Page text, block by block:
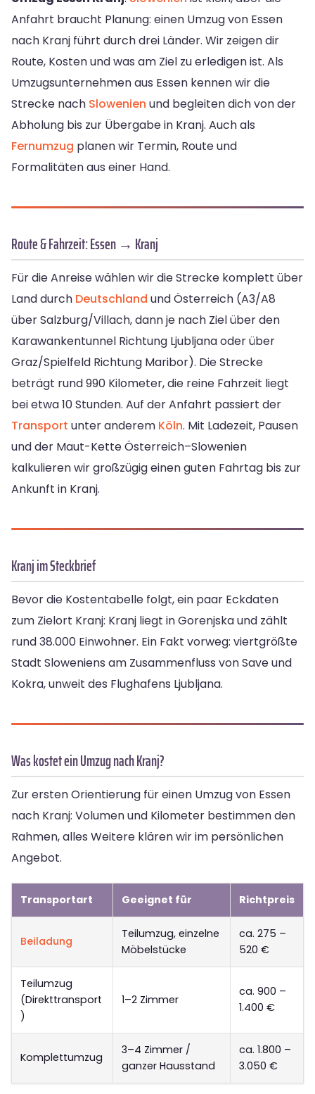
Anfahrt braucht Planung: einen Umzug von Essen
nach Kranj führt durch drei Länder. Wir zeigen dir
Route, Kosten und was am Ziel zu erledigen ist. Als
Umzugsunternehmen aus Essen kennen wir die
Strecke nach Slowenien und begleiten dich von der
Abholung bis zur Übergabe in Kranj. Auch als
Fernumzug planen wir Termin, Route und
Formalitäten aus einer Hand.
Route & Fahrzeit: Essen → Kranj
Für die Anreise wählen wir die Strecke komplett über
Land durch Deutschland und Österreich (A3/A8
über Salzburg/Villach, dann je nach Ziel über den
Karawankentunnel Richtung Ljubljana oder über
Graz/Spielfeld Richtung Maribor). Die Strecke
beträgt rund 990 Kilometer, die reine Fahrzeit liegt
bei etwa 10 Stunden. Auf der Anfahrt passiert der
Transport unter anderem Köln. Mit Ladezeit, Pausen
und der Maut-Kette Österreich–Slowenien
kalkulieren wir großzügig einen guten Fahrtag bis zur
Ankunft in Kranj.
Kranj im Steckbrief
Bevor die Kostentabelle folgt, ein paar Eckdaten
zum Zielort Kranj: Kranj liegt in Gorenjska und zählt
rund 38.000 Einwohner. Ein Fakt vorweg: viertgrößte
Stadt Sloweniens am Zusammenfluss von Save und
Kokra, unweit des Flughafens Ljubljana.
Was kostet ein Umzug nach Kranj?
Zur ersten Orientierung für einen Umzug von Essen
nach Kranj: Volumen und Kilometer bestimmen den
Rahmen, alles Weitere klären wir im persönlichen
Angebot.
Transportart Geeignet für Richtpreis
Beiladung
Teilumzug, einzelne
Möbelstücke
ca. 275 –
520 €
Teilumzug
(Direkttransport
)
1–2 Zimmer
ca. 900 –
1.400 €
Komplettumzug
3–4 Zimmer /
ganzer Hausstand
ca. 1.800 –
3.050 €